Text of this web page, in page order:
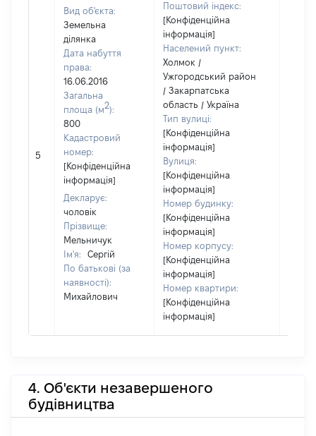
5
Вид об'єкта:
Земельна
ділянка
Дата набуття
права:
16.06.2016
Загальна
площа (м2):
800
Кадастровий
номер:
[Конфіденційна
інформація]
Декларує:
чоловік
Прізвище:
Мельничук
Ім'я:
Сергій
По батькові (за
наявності):
Михайлович
Поштовий індекс:
[Конфіденційна
інформація]
Населений пункт:
Холмок /
Ужгородський район
/ Закарпатська
область / Україна
Тип вулиці:
[Конфіденційна
інформація]
Вулиця:
[Конфіденційна
інформація]
Номер будинку:
[Конфіденційна
інформація]
Номер корпусу:
[Конфіденційна
інформація]
Номер квартири:
[Конфіденційна
інформація]
4. Об'єкти незавершеного
будівництва